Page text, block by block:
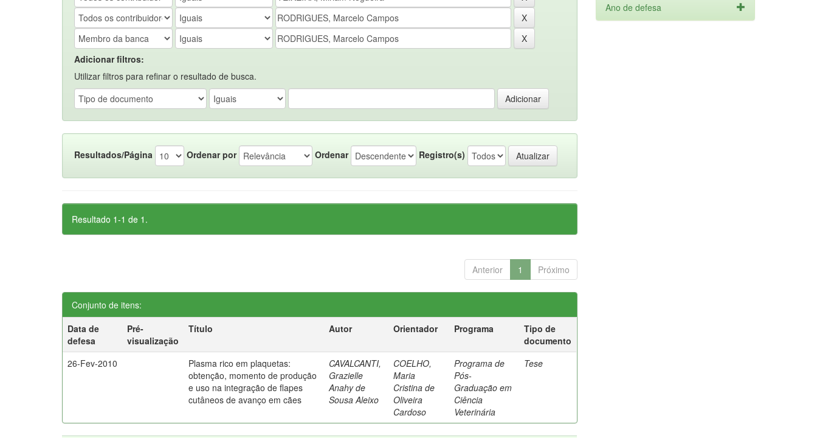
Adicionar filtros:
Utilizar filtros para refinar o resultado de busca.
Resultados/Página Ordenar por Ordenar Registro(s)
Resultado 1-1 de 1.
Anterior 1 Próximo
Conjunto de itens:
Data de
defesa
Pré-
visualização
Título Autor Orientador Programa
Tipo de
documento
26-Fev-2010
Plasma rico em plaquetas:
obtenção, momento de produção
e uso na integração de flapes
cutâneos de avanço em cães
CAVALCANTI,
Grazielle
Anahy de
Sousa Aleixo
COELHO,
Maria
Cristina de
Oliveira
Cardoso
Programa de
Pós-
Graduação em
Ciência
Veterinária
Tese
Ano de defesa